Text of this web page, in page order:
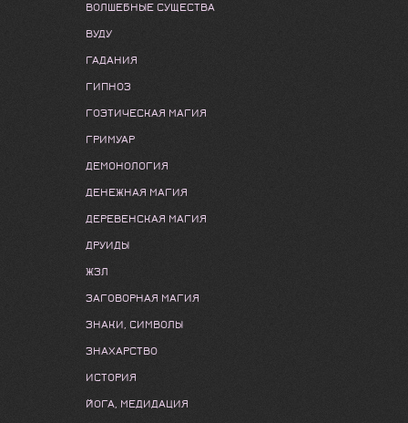
ВОЛШЕБНЫЕ СУЩЕСТВА
ВУДУ
ГАДАНИЯ
ГИПНОЗ
ГОЭТИЧЕСКАЯ МАГИЯ
ГРИМУАР
ДЕМОНОЛОГИЯ
ДЕНЕЖНАЯ МАГИЯ
ДЕРЕВЕНСКАЯ МАГИЯ
ДРУИДЫ
ЖЗЛ
ЗАГОВОРНАЯ МАГИЯ
ЗНАКИ, СИМВОЛЫ
ЗНАХАРСТВО
ИСТОРИЯ
ЙОГА, МЕДИДАЦИЯ